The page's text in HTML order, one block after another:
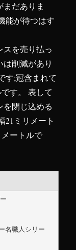
だありま
能が待つはす
スを売り払っ
削減があり
す;冠含まれて
す。 表して
を閉じ込める
21ミリメート
ートルで
名職人シリー